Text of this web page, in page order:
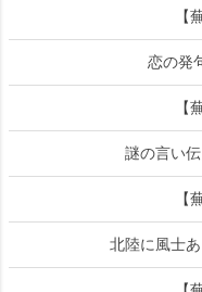
【
恋の発
【
謎の言い
【
北陸に風士